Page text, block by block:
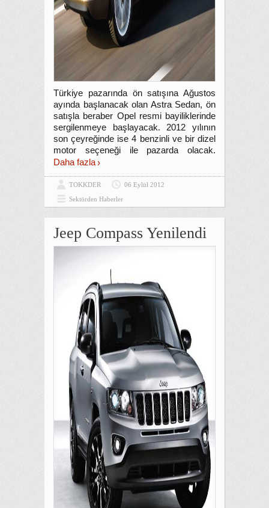
Türkiye pazarında ön satışına Ağustos
ayında başlanacak olan Astra Sedan, ön
satışla beraber Opel resmi bayiliklerinde
sergilenmeye başlayacak. 2012 yılının
son çeyreğinde ise 4 benzinli ve bir dizel
motor seçeneği ile pazarda olacak.
Daha fazla
TOKKDER
06 Eylül 2012
Sektörden Haberler
Jeep Compass Yenilendi